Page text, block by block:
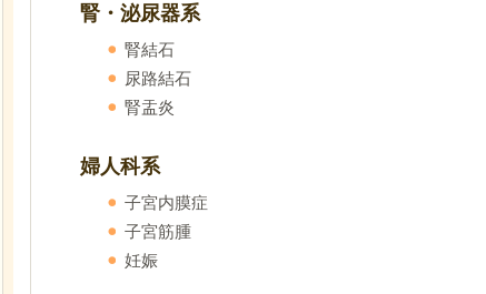
腎・泌尿器系
腎結石
尿路結石
腎盂炎
婦人科系
子宮内膜症
子宮筋腫
妊娠